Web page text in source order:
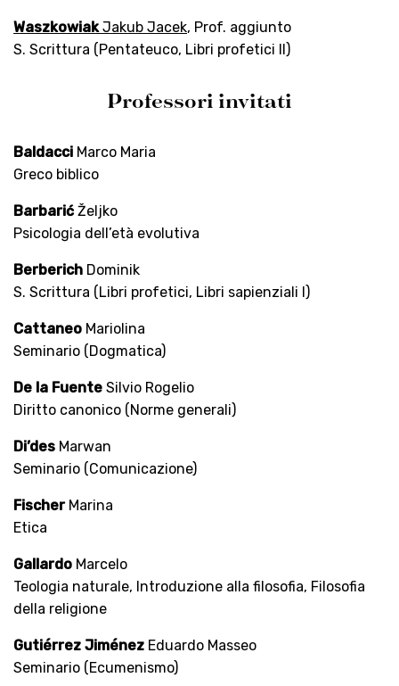
WaszkowiakJakub Jacek, Prof. aggiunto
S. Scrittura (Pentateuco, Libri profetici II)
Professori invitati
Baldacci Marco Maria
Greco biblico
Barbarić Željko
Psicologia dell’età evolutiva
Berberich Dominik
S. Scrittura (Libri profetici, Libri sapienziali I)
Cattaneo Mariolina
Seminario (Dogmatica)
De la Fuente Silvio Rogelio
Diritto canonico (Norme generali)
Di’des Marwan
Seminario (Comunicazione)
Fischer Marina
Etica
Gallardo Marcelo
Teologia naturale, Introduzione alla filosofia, Filosofia
della religione
Gutiérrez Jiménez Eduardo Masseo
Seminario (Ecumenismo)